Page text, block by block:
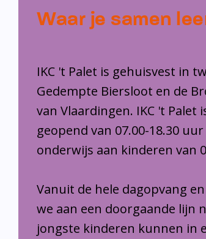
Waar je samen
IKC 't Palet is gehuisvest in
Gedempte Biersloot en de
van Vlaardingen. IKC 't Palet
geopend van 07.00-18.30
onderwijs aan kinderen van
Vanuit de hele dagopvang
we aan een doorgaande lijn
jongste kinderen kunnen in